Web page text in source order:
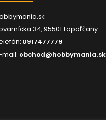
34, 95501 Topoľčany
0917477779
mail: obchod@hobbymania.sk